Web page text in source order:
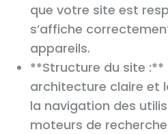
que votre site est
s’affiche
appareils.
**Structure du site :**
architecture claire et
la navigation des
moteurs de